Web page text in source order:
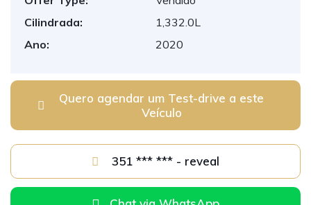
Cilindrada:
1,332.0L
Ano:
2020
Quero agendar um Test-drive a este
Veículo
351 *** *** - reveal